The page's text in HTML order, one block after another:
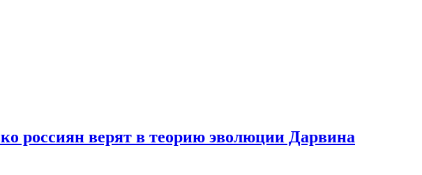
россиян верят в теорию эволюции Дарвина